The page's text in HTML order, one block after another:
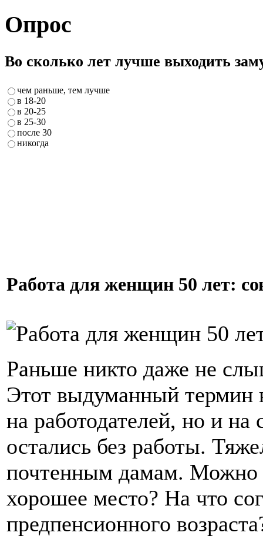
Опрос
Во сколько лет лучше выходить
чем раньше, тем лучше
в 18-20
в 20-25
в 25-30
после 30
никогда
Работа для женщин 50 лет:
Раньше никто даже не
Этот выдуманный термин
на работодателей, но и на
остались без работы.
почтенным дамам. Можно
хорошее место? На что
предпенсионного